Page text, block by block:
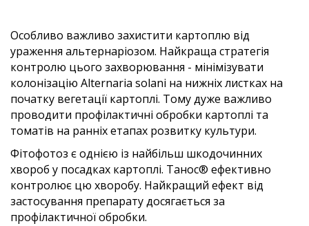
Особливо важливо захистити картоплю від
ураження альтернаріозом. Найкраща стратегія
контролю цього захворювання - мінімізувати
колонізацію Alternaria solani на нижніх листках на
початку вегетації картоплі. Тому дуже важливо
проводити профілактичні обробки картоплі та
томатів на ранніх етапах розвитку культури.
Фітофотоз є однією із найбільш шкодочинних
хвороб у посадках картоплі. Танос® ефективно
контролює цю хворобу. Найкращий ефект від
застосування препарату досягається за
профілактичної обробки.